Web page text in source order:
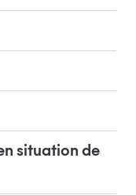
situation de